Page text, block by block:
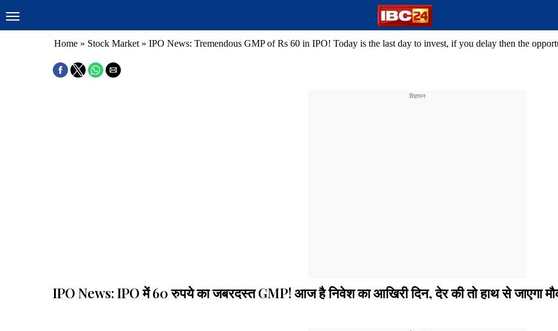
Home » Stock Market » IPO News: Tremendous GMP of Rs 60 in IPO! Today is the last day to invest, if you delay then the
IPO News: IPO में 60 रुपये का जबरदस्त GMP! आज है निवेश का आखिरी दिन, देर की तो हाथ से जाएगा